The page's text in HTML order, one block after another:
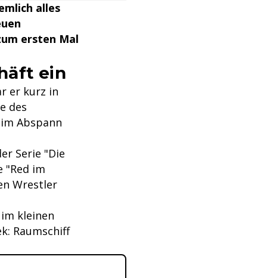
alles
ersten Mal
ein
er kurz in
des
Abspann
Serie "Die
"Red im
Wrestler
kleinen
Raumschiff